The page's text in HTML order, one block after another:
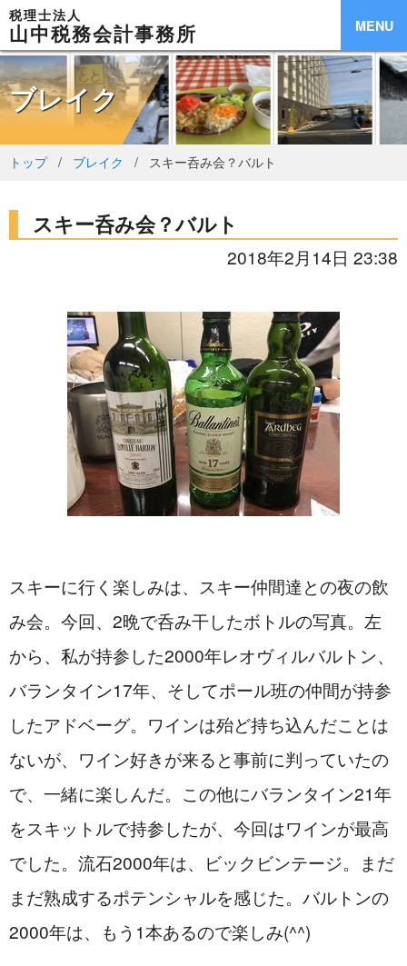
MENU
税理士法人
山中税務会計事務所
ブレイク
トップ ブレイク スキー呑み会？バルト
スキー呑み会？バルト
2018年2月14日 23:38
スキーに行く楽しみは、スキー仲間達との夜の飲
み会。今回、2晩で呑み干したボトルの写真。左
から、私が持参した2000年レオヴィルバルトン、
バランタイン17年、そしてポール班の仲間が持参
したアドベーグ。ワインは殆ど持ち込んだことは
ないが、ワイン好きが来ると事前に判っていたの
で、一緒に楽しんだ。この他にバランタイン21年
をスキットルで持参したが、今回はワインが最高
でした。流石2000年は、ビックビンテージ。まだ
まだ熟成するポテンシャルを感じた。バルトンの
2000年は、もう1本あるので楽しみ(^^)